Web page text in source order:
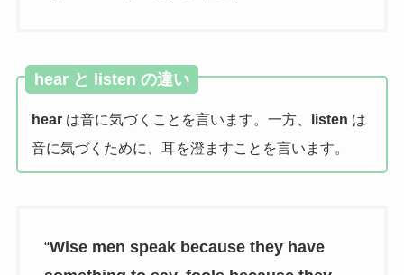
hear と listen の違い
hearは音に気づくことを言います。一方、 listen は
音に気づくために、耳を澄ますことを言います。
“Wise men speak because they have